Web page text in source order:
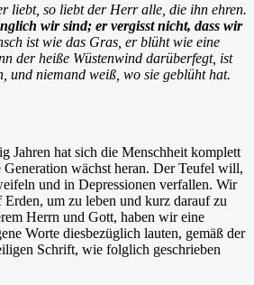
liebt, so liebt der Herr alle, die ihn ehren.
wir sind; er vergisst nicht, dass wir
ist wie das Gras, er blüht wie eine
der heiße Wüstenwind darüberfegt, ist
und niemand weiß, wo sie geblüht hat.
Jahren hat sich die Menschheit komplett
Generation wächst heran. Der Teufel will,
und in Depressionen verfallen. Wir
um zu leben und kurz darauf zu
Herrn und Gott, haben wir eine
Worte diesbezüglich lauten, gemäß der
Schrift, wie folglich geschrieben